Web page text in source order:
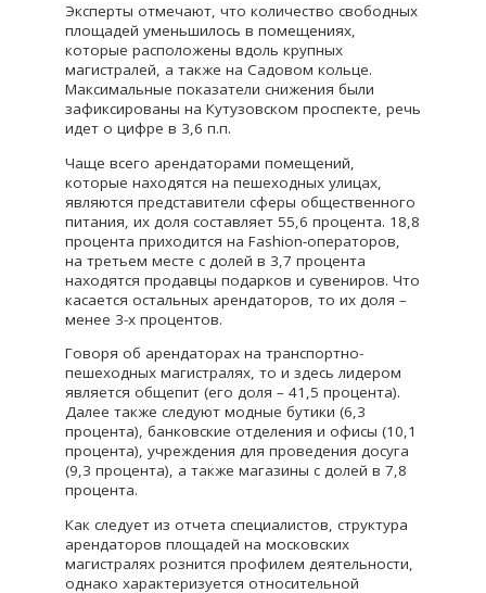
Эксперты отмечают, что количество свободных
площадей уменьшилось в помещениях,
которые расположены вдоль крупных
магистралей, а также на Садовом кольце.
Максимальные показатели снижения были
зафиксированы на Кутузовском проспекте, речь
идет о цифре в 3,6 п.п.
Чаще всего арендаторами помещений,
которые находятся на пешеходных улицах,
являются представители сферы общественного
питания, их доля составляет 55,6 процента. 18,8
процента приходится на Fashion-операторов,
на третьем месте с долей в 3,7 процента
находятся продавцы подарков и сувениров. Что
касается остальных арендаторов, то их доля –
менее 3-х процентов.
Говоря об арендаторах на транспортно-
пешеходных магистралях, то и здесь лидером
является общепит (его доля – 41,5 процента).
Далее также следуют модные бутики (6,3
процента), банковские отделения и офисы (10,1
процента), учреждения для проведения досуга
(9,3 процента), а также магазины с долей в 7,8
процента.
Как следует из отчета специалистов, структура
арендаторов площадей на московских
магистралях рознится профилем деятельности,
однако характеризуется относительной